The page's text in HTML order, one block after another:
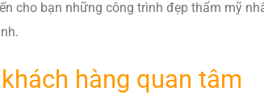
cho bạn những công trình đẹp thẩm mỹ
hàng quan tâm